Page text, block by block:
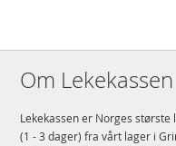
stått i fokus siden oppstarten i
gjort akkurat det.
EAN
Om Lekekassen
Lekekassen er Norges
(1 - 3 dager) fra vårt lager i